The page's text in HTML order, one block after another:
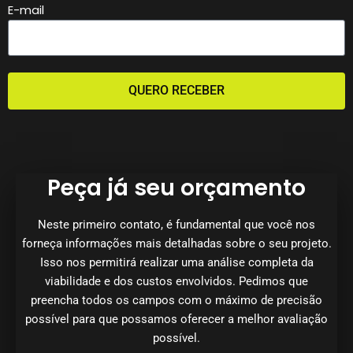
E-mail
QUERO RECEBER
Peça já seu orçamento
Neste primeiro contato, é fundamental que você nos
forneça informações mais detalhadas sobre o seu projeto.
Isso nos permitirá realizar uma análise completa da
viabilidade e dos custos envolvidos. Pedimos que
preencha todos os campos com o máximo de precisão
possível para que possamos oferecer a melhor avaliação
possível.